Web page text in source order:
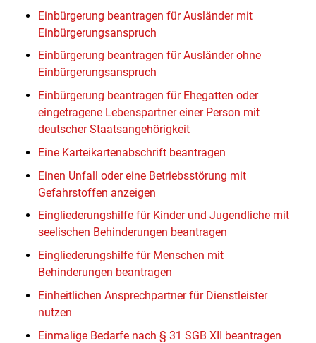
Einbürgerung beantragen für Ausländer mit
Einbürgerungsanspruch
Einbürgerung beantragen für Ausländer ohne
Einbürgerungsanspruch
Einbürgerung beantragen für Ehegatten oder
eingetragene Lebenspartner einer Person mit
deutscher Staatsangehörigkeit
Eine Karteikartenabschrift beantragen
Einen Unfall oder eine Betriebsstörung mit
Gefahrstoffen anzeigen
Eingliederungshilfe für Kinder und Jugendliche mit
seelischen Behinderungen beantragen
Eingliederungshilfe für Menschen mit
Behinderungen beantragen
Einheitlichen Ansprechpartner für Dienstleister
nutzen
Einmalige Bedarfe nach § 31 SGB XII beantragen